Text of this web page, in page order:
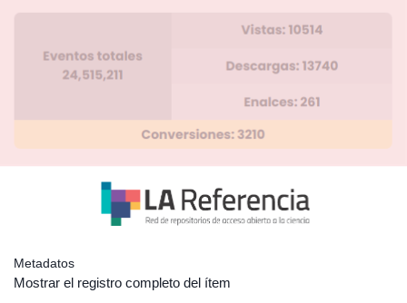
Metadatos
Mostrar el registro completo del ítem